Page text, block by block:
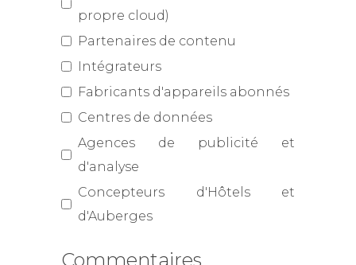
propre cloud)
Partenaires de contenu
Intégrateurs
Fabricants d'appareils abonnés
Centres de données
Agences de publicité et
d'analyse
Concepteurs d'Hôtels et
d'Auberges
Commentaires